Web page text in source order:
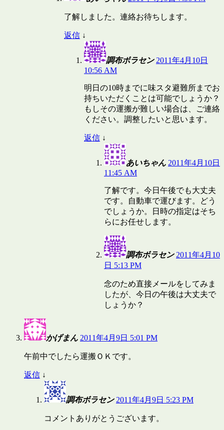
了解しました。連絡お待ちします。
返信 ↓
調布ボラセン 2011年4月10日
10:56 AM
明日の10時までに味スタ避難所までお
持ちいただくことは可能でしょうか？
もしその運搬が難しい場合は、ご連絡
ください。調整したいと思います。
返信 ↓
あいちゃん 2011年4月10日
11:45 AM
了解です。今日午後でも大丈夫
です。自動車で運びます。どう
でしょうか。日時の指定はそち
らにお任せします。
調布ボラセン 2011年4月10
日 5:13 PM
念のため直接メールをしてみま
したが、今日の午後は大丈夫で
しょうか？
かげまん 2011年4月9日 5:01 PM
午前中でしたら運搬ＯＫです。
返信 ↓
調布ボラセン 2011年4月9日 5:23 PM
コメントありがとうございます。